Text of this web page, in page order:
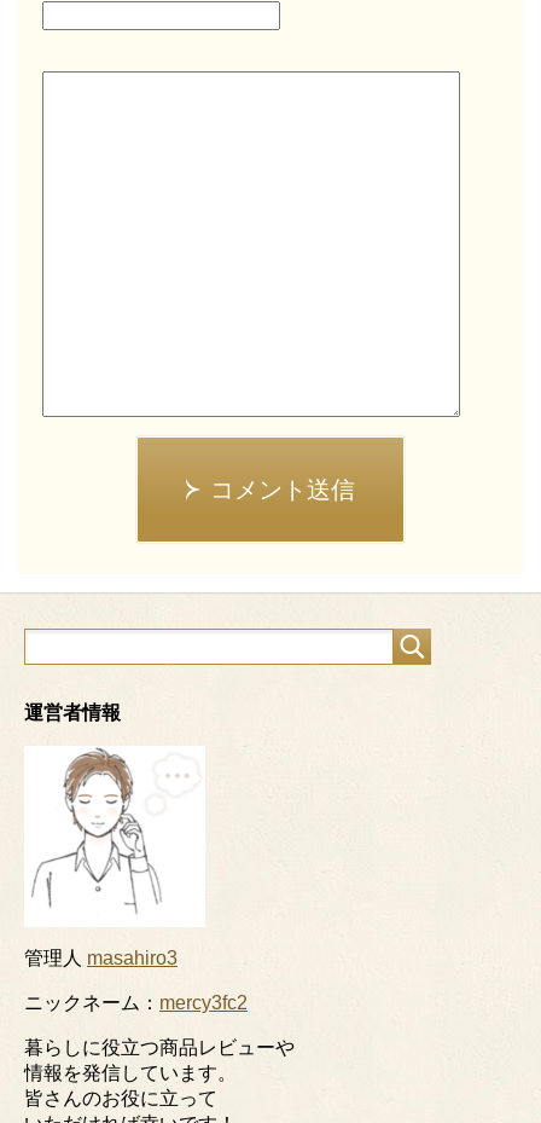
コメント送信
運営者情報
管理人 masahiro3
ニックネーム： mercy3fc2
暮らしに役立つ商品レビューや
情報を発信しています。
皆さんのお役に立って